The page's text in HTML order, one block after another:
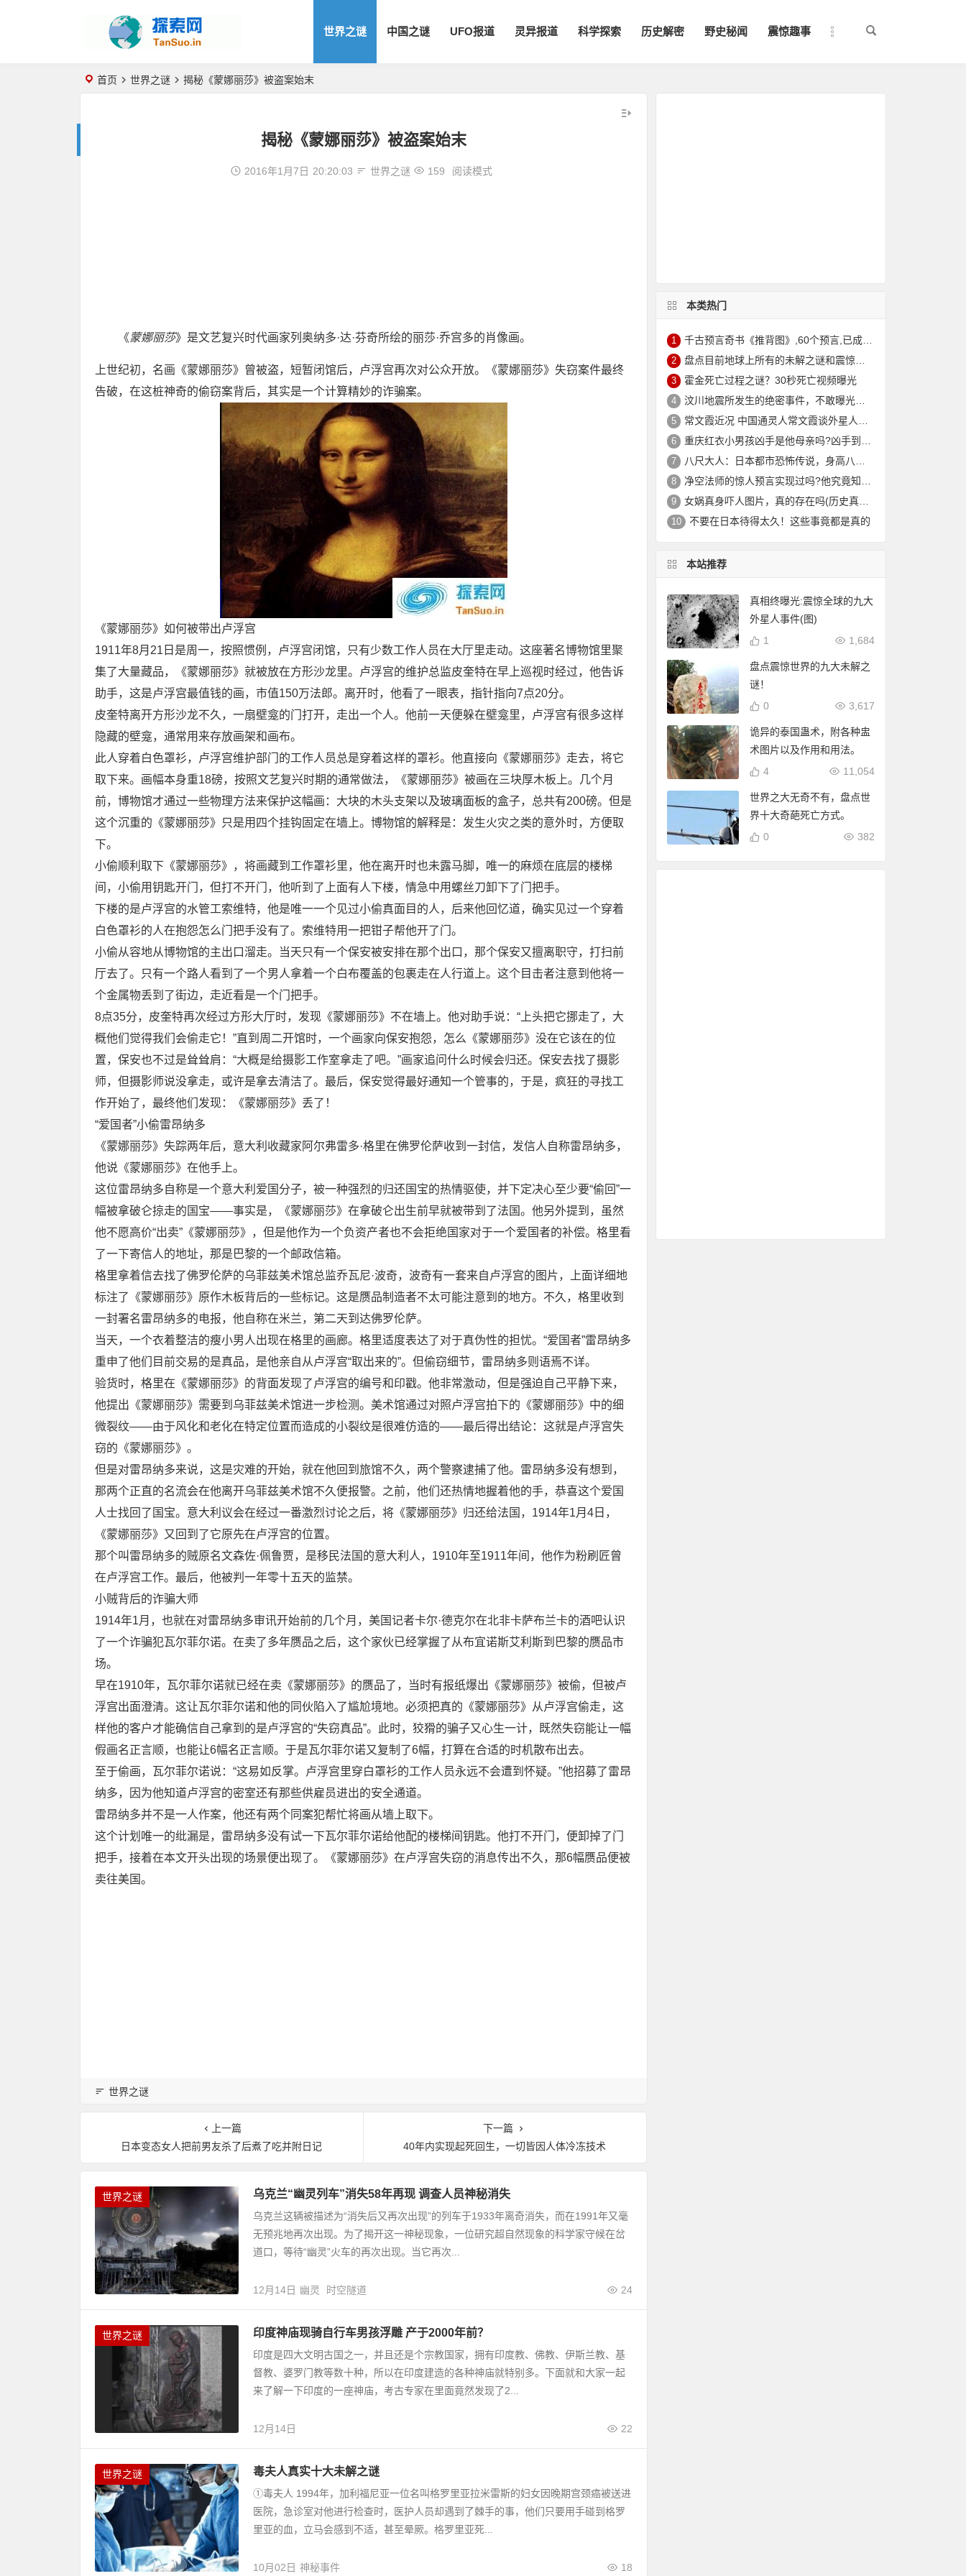
世界之谜 中国之谜 UFO报道 灵异报道 科学探索 历史解密 野史秘闻 震惊趣事
首页 世界之谜 揭秘《蒙娜丽莎》被盗案始末
揭秘《蒙娜丽莎》被盗案始末
2016年1月7日 20:20:03 世界之谜 159 阅读模式
《蒙娜丽莎》是文艺复兴时代画家列奥纳多·达·芬奇所绘的丽莎·乔宫多的肖像画。
上世纪初，名画《蒙娜丽莎》曾被盗，短暂闭馆后，卢浮宫再次对公众开放。《蒙娜丽莎》失窃案件最终
告破，在这桩神奇的偷窃案背后，其实是一个计算精妙的诈骗案。
《蒙娜丽莎》如何被带出卢浮宫
1911年8月21日是周一，按照惯例，卢浮宫闭馆，只有少数工作人员在大厅里走动。这座著名博物馆里聚
集了大量藏品，《蒙娜丽莎》就被放在方形沙龙里。卢浮宫的维护总监皮奎特在早上巡视时经过，他告诉
助手，这是卢浮宫最值钱的画，市值150万法郎。离开时，他看了一眼表，指针指向7点20分。
皮奎特离开方形沙龙不久，一扇壁龛的门打开，走出一个人。他前一天便躲在壁龛里，卢浮宫有很多这样
隐藏的壁龛，通常用来存放画架和画布。
此人穿着白色罩衫，卢浮宫维护部门的工作人员总是穿着这样的罩衫。他直接向《蒙娜丽莎》走去，将它
取下来。画幅本身重18磅，按照文艺复兴时期的通常做法，《蒙娜丽莎》被画在三块厚木板上。几个月
前，博物馆才通过一些物理方法来保护这幅画：大块的木头支架以及玻璃面板的盒子，总共有200磅。但是
这个沉重的《蒙娜丽莎》只是用四个挂钩固定在墙上。博物馆的解释是：发生火灾之类的意外时，方便取
下。
小偷顺利取下《蒙娜丽莎》，将画藏到工作罩衫里，他在离开时也未露马脚，唯一的麻烦在底层的楼梯
间，小偷用钥匙开门，但打不开门，他听到了上面有人下楼，情急中用螺丝刀卸下了门把手。
下楼的是卢浮宫的水管工索维特，他是唯一一个见过小偷真面目的人，后来他回忆道，确实见过一个穿着
白色罩衫的人在抱怨怎么门把手没有了。索维特用一把钳子帮他开了门。
小偷从容地从博物馆的主出口溜走。当天只有一个保安被安排在那个出口，那个保安又擅离职守，打扫前
厅去了。只有一个路人看到了一个男人拿着一个白布覆盖的包裹走在人行道上。这个目击者注意到他将一
个金属物丢到了街边，走近看是一个门把手。
8点35分，皮奎特再次经过方形大厅时，发现《蒙娜丽莎》不在墙上。他对助手说：“上头把它挪走了，大
概他们觉得我们会偷走它！”直到周二开馆时，一个画家向保安抱怨，怎么《蒙娜丽莎》没在它该在的位
置，保安也不过是耸耸肩：“大概是给摄影工作室拿走了吧。”画家追问什么时候会归还。保安去找了摄影
师，但摄影师说没拿走，或许是拿去清洁了。最后，保安觉得最好通知一个管事的，于是，疯狂的寻找工
作开始了，最终他们发现：《蒙娜丽莎》丢了！
“爱国者”小偷雷昂纳多
《蒙娜丽莎》失踪两年后，意大利收藏家阿尔弗雷多·格里在佛罗伦萨收到一封信，发信人自称雷昂纳多，
他说《蒙娜丽莎》在他手上。
这位雷昂纳多自称是一个意大利爱国分子，被一种强烈的归还国宝的热情驱使，并下定决心至少要“偷回”一
幅被拿破仑掠走的国宝——事实是，《蒙娜丽莎》在拿破仑出生前早就被带到了法国。他另外提到，虽然
他不愿高价“出卖”《蒙娜丽莎》，但是他作为一个负资产者也不会拒绝国家对于一个爱国者的补偿。格里看
了一下寄信人的地址，那是巴黎的一个邮政信箱。
格里拿着信去找了佛罗伦萨的乌菲兹美术馆总监乔瓦尼·波奇，波奇有一套来自卢浮宫的图片，上面详细地
标注了《蒙娜丽莎》原作木板背后的一些标记。这是赝品制造者不太可能注意到的地方。不久，格里收到
一封署名雷昂纳多的电报，他自称在米兰，第二天到达佛罗伦萨。
当天，一个衣着整洁的瘦小男人出现在格里的画廊。格里适度表达了对于真伪性的担忧。“爱国者”雷昂纳多
重申了他们目前交易的是真品，是他亲自从卢浮宫“取出来的”。但偷窃细节，雷昂纳多则语焉不详。
验货时，格里在《蒙娜丽莎》的背面发现了卢浮宫的编号和印戳。他非常激动，但是强迫自己平静下来，
他提出《蒙娜丽莎》需要到乌菲兹美术馆进一步检测。美术馆通过对照卢浮宫拍下的《蒙娜丽莎》中的细
微裂纹——由于风化和老化在特定位置而造成的小裂纹是很难仿造的——最后得出结论：这就是卢浮宫失
窃的《蒙娜丽莎》。
但是对雷昂纳多来说，这是灾难的开始，就在他回到旅馆不久，两个警察逮捕了他。雷昂纳多没有想到，
那两个正直的名流会在他离开乌菲兹美术馆不久便报警。之前，他们还热情地握着他的手，恭喜这个爱国
人士找回了国宝。意大利议会在经过一番激烈讨论之后，将《蒙娜丽莎》归还给法国，1914年1月4日，
《蒙娜丽莎》又回到了它原先在卢浮宫的位置。
那个叫雷昂纳多的贼原名文森佐·佩鲁贾，是移民法国的意大利人，1910年至1911年间，他作为粉刷匠曾
在卢浮宫工作。最后，他被判一年零十五天的监禁。
小贼背后的诈骗大师
1914年1月，也就在对雷昂纳多审讯开始前的几个月，美国记者卡尔·德克尔在北非卡萨布兰卡的酒吧认识
了一个诈骗犯瓦尔菲尔诺。在卖了多年赝品之后，这个家伙已经掌握了从布宜诺斯艾利斯到巴黎的赝品市
场。
早在1910年，瓦尔菲尔诺就已经在卖《蒙娜丽莎》的赝品了，当时有报纸爆出《蒙娜丽莎》被偷，但被卢
浮宫出面澄清。这让瓦尔菲尔诺和他的同伙陷入了尴尬境地。必须把真的《蒙娜丽莎》从卢浮宫偷走，这
样他的客户才能确信自己拿到的是卢浮宫的“失窃真品”。此时，狡猾的骗子又心生一计，既然失窃能让一幅
假画名正言顺，也能让6幅名正言顺。于是瓦尔菲尔诺又复制了6幅，打算在合适的时机散布出去。
至于偷画，瓦尔菲尔诺说：“这易如反掌。卢浮宫里穿白罩衫的工作人员永远不会遭到怀疑。”他招募了雷昂
纳多，因为他知道卢浮宫的密室还有那些供雇员进出的安全通道。
雷昂纳多并不是一人作案，他还有两个同案犯帮忙将画从墙上取下。
这个计划唯一的纰漏是，雷昂纳多没有试一下瓦尔菲尔诺给他配的楼梯间钥匙。他打不开门，便卸掉了门
把手，接着在本文开头出现的场景便出现了。《蒙娜丽莎》在卢浮宫失窃的消息传出不久，那6幅赝品便被
卖往美国。
世界之谜
上一篇
日本变态女人把前男友杀了后煮了吃并附日记
下一篇
40年内实现起死回生，一切皆因人体冷冻技术
世界之谜 乌克兰“幽灵列车”消失58年再现 调查人员神秘消失
乌克兰这辆被描述为“消失后又再次出现”的列车于1933年离奇消失，而在1991年又毫
无预兆地再次出现。为了揭开这一神秘现象，一位研究超自然现象的科学家守候在岔
道口，等待“幽灵”火车的再次出现。当它再次...
12月14日 24
幽灵 时空隧道
世界之谜 印度神庙现骑自行车男孩浮雕 产于2000年前？
印度是四大文明古国之一，并且还是个宗教国家，拥有印度教、佛教、伊斯兰教、基
督教、婆罗门教等数十种，所以在印度建造的各种神庙就特别多。下面就和大家一起
来了解一下印度的一座神庙，考古专家在里面竟然发现了2...
12月14日 22
世界之谜 毒夫人真实十大未解之谜
①毒夫人 1994年，加利福尼亚一位名叫格罗里亚拉米雷斯的妇女因晚期宫颈癌被送进
医院，急诊室对他进行检查时，医护人员却遇到了棘手的事，他们只要用手碰到格罗
里亚的血，立马会感到不适，甚至晕厥。格罗里亚死...
10月02日 18
神秘事件
本类热门
1 千古预言奇书《推背图》,60个预言,已成功预言43个
2 盘点目前地球上所有的未解之谜和震惊趣事
3 霍金死亡过程之谜？30秒死亡视频曝光
4 汶川地震所发生的绝密事件，不敢曝光真实案例！
5 常文霞近况 中国通灵人常文霞谈外星人真实性存疑
6 重庆红衣小男孩凶手是他母亲吗?凶手到底是谁?重庆红衣小男孩父母为什么不查?
7 八尺大人：日本都市恐怖传说，身高八尺专门对年轻男性下手
8 净空法师的惊人预言实现过吗?他究竟知道什么?
9 女娲真身吓人图片，真的存在吗(历史真实存在)
10 不要在日本待得太久！这些事竟都是真的
本站推荐
真相终曝光:震惊全球的九大
外星人事件(图)
1,684
1
盘点震惊世界的九大未解之
谜！
3,617
0
诡异的泰国蛊术，附各种盅
术图片以及作用和用法。
11,054
4
世界之大无奇不有，盘点世
界十大奇葩死亡方式。
382
0